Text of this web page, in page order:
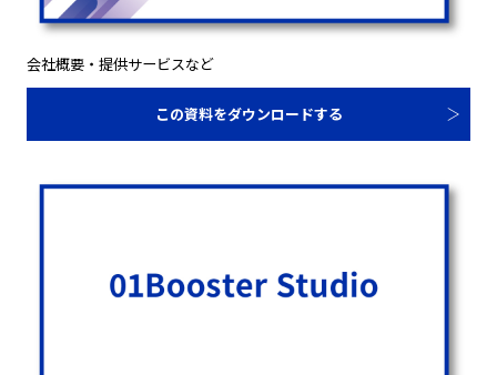
会社概要・提供サービスなど
この資料をダウンロードする